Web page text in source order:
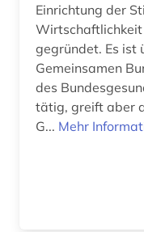
Einrichtung der
Wirtschaftlichkeit
gegründet. Es ist
Gemeinsamen
des
tätig, greift aber
G... Mehr